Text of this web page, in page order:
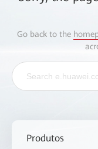
Go back to the
Produtos